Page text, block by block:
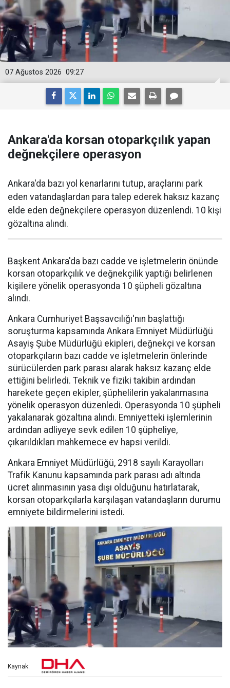
09:27
07 Ağustos 2026
Ankara'da korsan otoparkçılık yapan
değnekçilere operasyon
Ankara'da bazı yol kenarlarını tutup, araçlarını park
eden vatandaşlardan para talep ederek haksız kazanç
elde eden değnekçilere operasyon düzenlendi. 10 kişi
gözaltına alındı.
Başkent Ankara'da bazı cadde ve işletmelerin önünde
korsan otoparkçılık ve değnekçilik yaptığı belirlenen
kişilere yönelik operasyonda 10 şüpheli gözaltına
alındı.
Ankara Cumhuriyet Başsavcılığı'nın başlattığı
soruşturma kapsamında Ankara Emniyet Müdürlüğü
Asayiş Şube Müdürlüğü ekipleri, değnekçi ve korsan
otoparkçıların bazı cadde ve işletmelerin önlerinde
sürücülerden park parası alarak haksız kazanç elde
ettiğini belirledi. Teknik ve fiziki takibin ardından
harekete geçen ekipler, şüphelilerin yakalanmasına
yönelik operasyon düzenledi. Operasyonda 10 şüpheli
yakalanarak gözaltına alındı. Emniyetteki işlemlerinin
ardından adliyeye sevk edilen 10 şüpheliye,
çıkarıldıkları mahkemece ev hapsi verildi.
Ankara Emniyet Müdürlüğü, 2918 sayılı Karayolları
Trafik Kanunu kapsamında park parası adı altında
ücret alınmasının yasa dışı olduğunu hatırlatarak,
korsan otoparkçılarla karşılaşan vatandaşların durumu
emniyete bildirmelerini istedi.
Kaynak: